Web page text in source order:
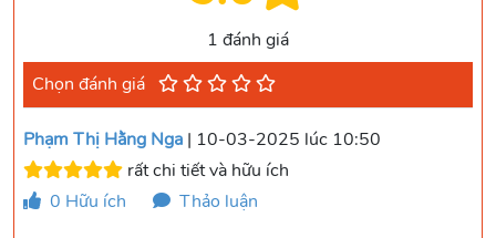
1 đánh giá
Chọn đánh giá
Phạm Thị Hằng Nga | 10-03-2025 lúc 10:50
rất chi tiết và hữu ích
0 Hữu ích Thảo luận